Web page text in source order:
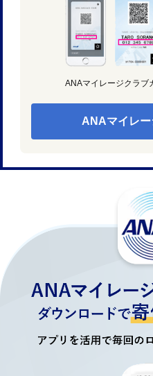
ANAマイレージクラブ
ANAマイレ